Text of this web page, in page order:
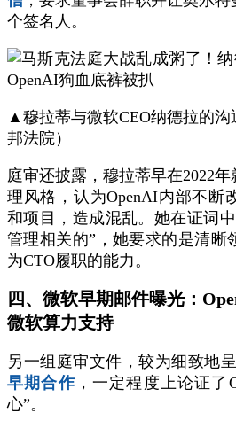
个签名人。
▲穆拉蒂与微软CEO纳德拉的
邦法院）
庭审还披露，穆拉蒂早在2022
理风格，认为OpenAI内部不断
和项目，造成混乱。她在证词
管理相关的”，她要求的是清晰
为CTO履职的能力。
四、微软早期邮件曝光：
微软算力支持
另一组庭审文件，较为细致地
早期合作，一定程度上论证了
心”。